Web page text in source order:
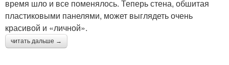
время шло и все поменялось. Теперь стена, обшитая
пластиковыми панелями, может выглядеть очень
красивой и «личной».
читать дальше →